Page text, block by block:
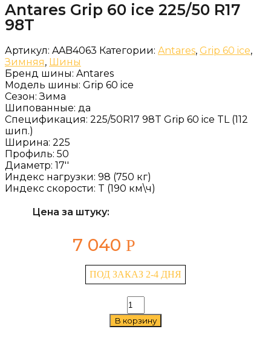
Antares Grip 60 ice 225/50 R17
98T
Артикул: AAB4063 Категории: Antares, Grip 60 ice,
Зимняя, Шины
Бренд шины: Antares
Модель шины: Grip 60 ice
Сезон:Зима
Шипованные: да
Спецификация: 225/50R17 98T Grip 60 ice TL (112
шип.)
Ширина: 225
Профиль: 50
Диаметр: 17''
Индекс нагрузки: 98 (750 кг)
Индекс скорости: T (190 км\ч)
Цена за штуку:
7 040 Р
ПОД ЗАКАЗ 2-4 ДНЯ
Количество
товара
Antares
В корзину